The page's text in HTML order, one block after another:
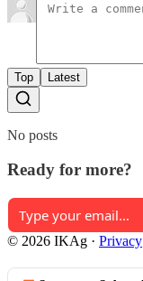
Top Latest
No posts
Ready for more?
© 2026 IKAg · Privacy